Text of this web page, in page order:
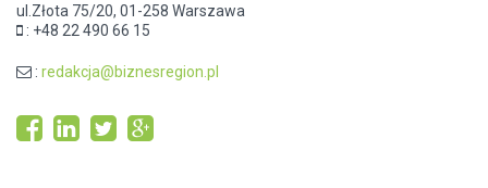
ul.Złota 75/20, 01-258 Warszawa
: +48 22 490 66 15
: redakcja@biznesregion.pl